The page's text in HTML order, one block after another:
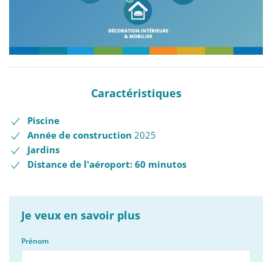
Caractéristiques
Piscine
Année de construction 2025
Jardins
Distance de l'aéroport: 60 minutos
Je veux en savoir plus
Prénom